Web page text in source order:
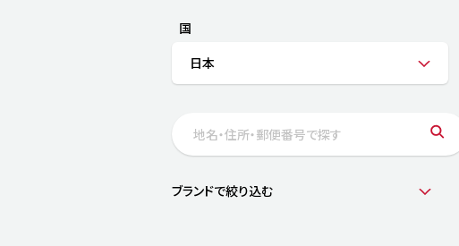
フォーメーション戦略
DXビジョン2028
トリドールのサステナビリティ
コミュニケーション
国
日本
ブランドで絞り込む